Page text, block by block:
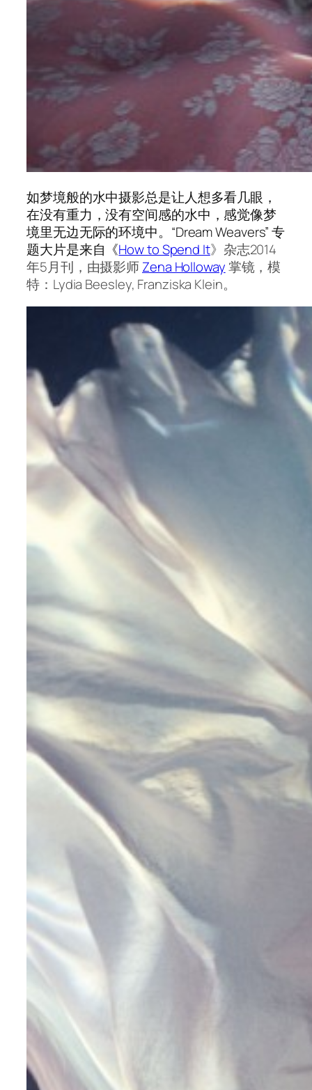
如梦境般的水中摄影总是让人想多看几眼，
在没有重力，没有空间感的水中，感觉像梦
境里无边无际的环境中。“Dream Weavers” 专
题大片是来自《How to Spend It》杂志2014
年5月刊，由摄影师Zena Holloway掌镜，模
特：Lydia Beesley, Franziska Klein。